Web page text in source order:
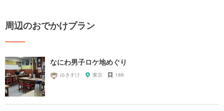
周辺のおでかけプラン
なにわ男子ロケ地めぐり
ゆきすけ 東京 186